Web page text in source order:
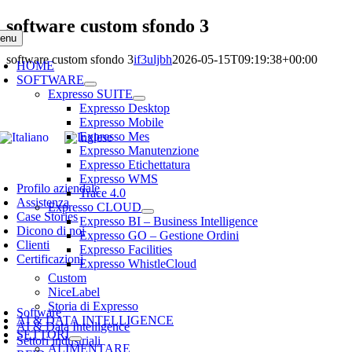
Salta
al
contenuto
HOME
SOFTWARE
Expresso SUITE
Expresso Desktop
Expresso Mobile
Expresso Mes
Expresso Manutenzione
Expresso Etichettatura
Expresso WMS
Trace 4.0
Expresso CLOUD
Expresso BI – Business Intelligence
Expresso GO – Gestione Ordini
Expresso Facilities
Expresso WhistleCloud
Custom
NiceLabel
Storia di Expresso
AI & DATA INTELLIGENCE
SETTORI
ALIMENTARE
software custom sfondo 3
software custom sfondo 3if3uljbh2026-05-15T09:19:38+00:00
Profilo aziendale
Assistenza
Case Stories
Dicono di noi
Clienti
Certificazioni
Software
AI & Data Intelligence
Settori industriali